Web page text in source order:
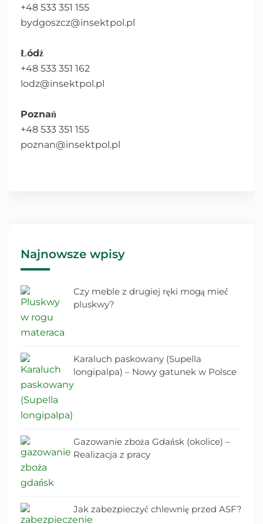
+48 533 351 155
bydgoszcz@insektpol.pl
Łódź
+48 533 351 162
lodz@insektpol.pl
Poznań
+48 533 351 155
poznan@insektpol.pl
Najnowsze wpisy
Czy meble z drugiej ręki mogą mieć
pluskwy?
Karaluch paskowany (Supella
longipalpa) – Nowy gatunek w Polsce
Gazowanie zboża Gdańsk (okolice) –
Realizacja z pracy
Jak zabezpieczyć chlewnię przed ASF?